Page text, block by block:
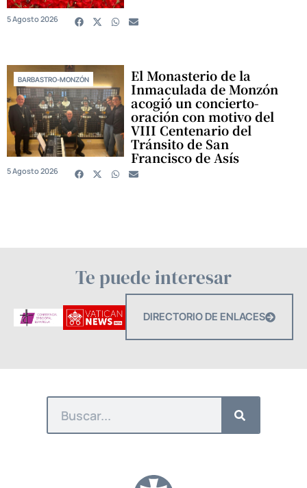
5 Agosto 2026
BARBASTRO-MONZÓN El Monasterio de la
Inmaculada de Monzón
acogió un concierto-
oración con motivo del
VIII Centenario del
Tránsito de San
Francisco de Asís
5 Agosto 2026
Te puede interesar
DIRECTORIO DE ENLACES